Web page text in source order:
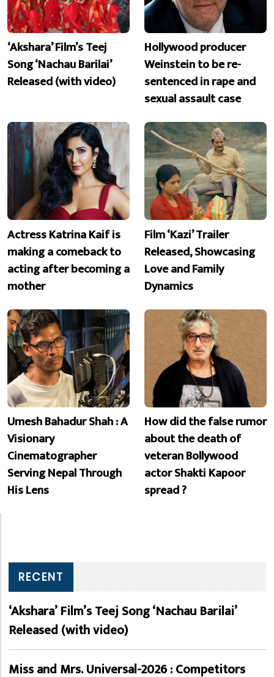
‘Akshara’ Film’s Teej
Song ‘Nachau Barilai’
Released (with video)
Hollywood producer
Weinstein to be re-
sentenced in rape and
sexual assault case
Actress Katrina Kaif is
making a comeback to
acting after becoming a
mother
Film ‘Kazi’ Trailer
Released, Showcasing
Love and Family
Dynamics
Umesh Bahadur Shah : A
Visionary
Cinematographer
Serving Nepal Through
His Lens
How did the false rumor
about the death of
veteran Bollywood
actor Shakti Kapoor
spread ?
RECENT
‘Akshara’ Film’s Teej Song ‘Nachau Barilai’
Released (with video)
Miss and Mrs. Universal-2026 : Competitors